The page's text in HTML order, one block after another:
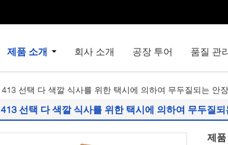
제품 소개 회사 소개 공장 투어 품질 관
413 선택 다 색깔 식사를 위한 택시에 의하여 무두질되는 안
413 선택 다 색깔 식사를 위한 택시에 의하여 무두질
제품